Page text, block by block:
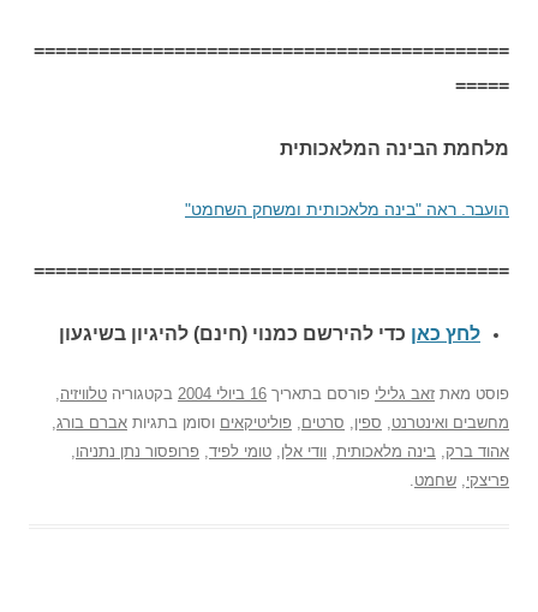
============================================
=====
מלחמת הבינה המלאכותית
הועבר. ראה "בינה מלאכותית ומשחק השחמט"
============================================
לחץ כאן כדי להירשם כמנוי (חינם) להיגיון בשיגעון
פוסט מאת זאב גלילי פורסם בתאריך 16 ביולי 2004 בקטגוריה טלוויזיה
מחשבים ואינטרנט
ספין סרטים פוליטיקאים וסומן בתגיות אברם בורג
אהוד ברק בינה מלאכותית וודי אלן טומי לפיד פרופסור נתן נתניהו
פריצקי שחמט